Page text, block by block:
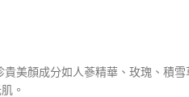
美顏成分如人蔘精華、玫瑰、積
。